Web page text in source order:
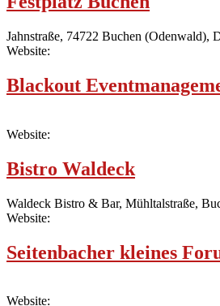
Jahnstraße, 74722 Buchen (Odenwald),
Website:
Blackout
Website:
Bistro Waldeck
Waldeck Bistro & Bar, Mühltalstraße,
Website:
Seitenbacher kleines
Website: